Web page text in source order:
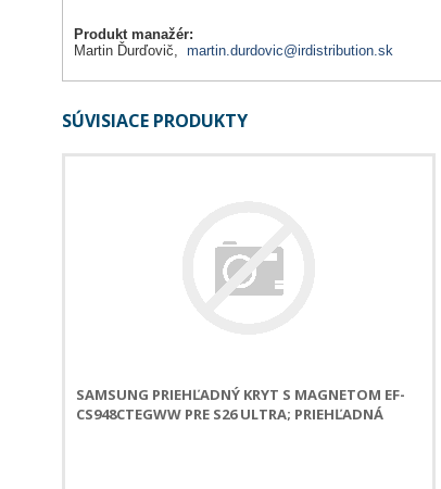
Produkt manažér:
Martin Ďurďovič, martin.durdovic@irdistribution.sk
SÚVISIACE PRODUKTY
SAMSUNG PRIEHĽADNÝ KRYT S MAGNETOM EF-
CS948CTEGWW PRE S26 ULTRA; PRIEHĽADNÁ